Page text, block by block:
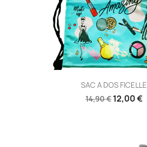
SAC A DOS FICELLE
14,90 € 12,00 €